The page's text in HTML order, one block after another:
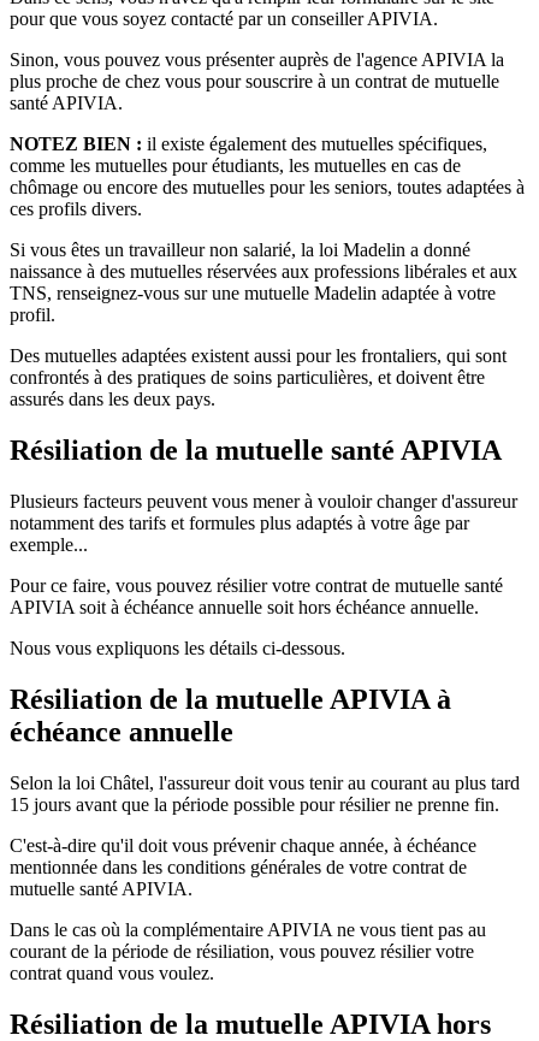
pour que vous soyez contacté par un conseiller APIVIA.
Sinon, vous pouvez vous présenter auprès de l'agence APIVIA la
plus proche de chez vous pour souscrire à un contrat de mutuelle
santé APIVIA.
NOTEZ BIEN : il existe également des mutuelles spécifiques,
comme les mutuelles pour étudiants, les mutuelles en cas de
chômage ou encore des mutuelles pour les seniors, toutes adaptées à
ces profils divers.
Si vous êtes un travailleur non salarié, la loi Madelin a donné
naissance à des mutuelles réservées aux professions libérales et aux
TNS, renseignez-vous sur une mutuelle Madelin adaptée à votre
profil.
Des mutuelles adaptées existent aussi pour les frontaliers, qui sont
confrontés à des pratiques de soins particulières, et doivent être
assurés dans les deux pays.
Résiliation de la mutuelle santé APIVIA
Plusieurs facteurs peuvent vous mener à vouloir changer d'assureur
notamment des tarifs et formules plus adaptés à votre âge par
exemple...
Pour ce faire, vous pouvez résilier votre contrat de mutuelle santé
APIVIA soit à échéance annuelle soit hors échéance annuelle.
Nous vous expliquons les détails ci-dessous.
Résiliation de la mutuelle APIVIA à
échéance annuelle
Selon la loi Châtel, l'assureur doit vous tenir au courant au plus tard
15 jours avant que la période possible pour résilier ne prenne fin.
C'est-à-dire qu'il doit vous prévenir chaque année, à échéance
mentionnée dans les conditions générales de votre contrat de
mutuelle santé APIVIA.
Dans le cas où la complémentaire APIVIA ne vous tient pas au
courant de la période de résiliation, vous pouvez résilier votre
contrat quand vous voulez.
Résiliation de la mutuelle APIVIA hors